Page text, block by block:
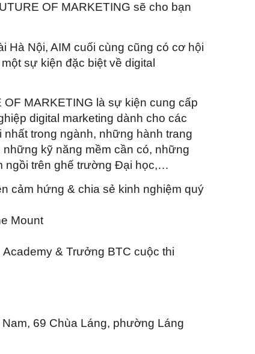
OF MARKETING sẽ cho bạn
Hà Nội, AIM cuối cùng cũng có cơ hội
sự kiện đặc biệt về digital
MARKETING là sự kiện cung cấp
digital marketing dành cho các
trong ngành, những hành trang
kỹ năng mềm cần có, những
ngồi trên ghế trường Đại học,…
cảm hứng & chia sẻ kinh nghiệm quý
Mount
& Trưởng BTC cuộc thi
69 Chùa Láng, phường Láng